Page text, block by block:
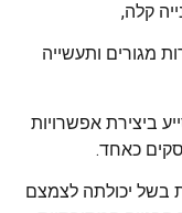
קלה,
מגורים ותעשייה
ביצירת אפשרויות
כאחד.
בשל יכולתה לצמצם